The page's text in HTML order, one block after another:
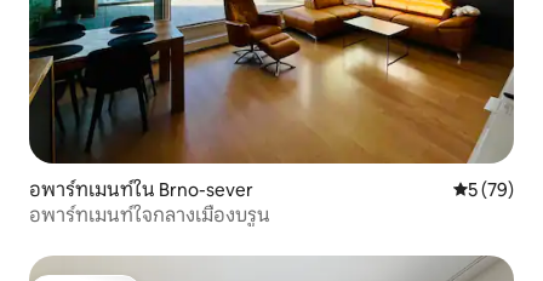
อพาร์ทเมนท์ใน Brno-sever คะแนนเฉลี่
5 (79)
อพาร์ทเมนท์ใจกลางเมืองบรูน